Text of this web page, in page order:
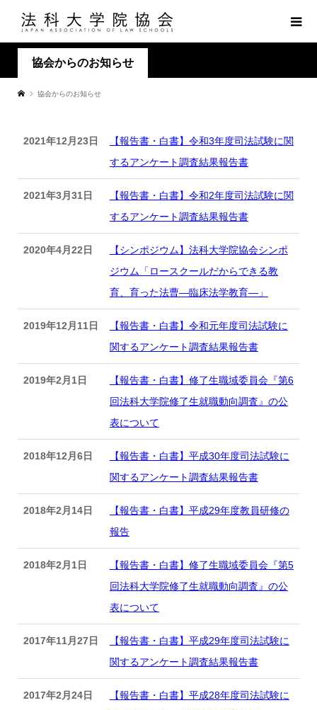
協会からのお知らせ
協会からのお知らせ
2021年12月23日
【報告書・白書】令和3年度司法試験に関
するアンケート調査結果報告書
2021年3月31日
【報告書・白書】令和2年度司法試験に関
するアンケート調査結果報告書
2020年4月22日
【シンポジウム】法科大学院協会シンポ
ジウム「ロースクールだからできる教
育、育った法曹―臨床法学教育―」
2019年12月11日
【報告書・白書】令和元年度司法試験に
関するアンケート調査結果報告書
2019年2月1日
【報告書・白書】修了生職域委員会『第6
回法科大学院修了生就職動向調査』の公
表について
2018年12月6日
【報告書・白書】平成30年度司法試験に
関するアンケート調査結果報告書
2018年2月14日
【報告書・白書】平成29年度教員研修の
報告
2018年2月1日
【報告書・白書】修了生職域委員会『第5
回法科大学院修了生就職動向調査』の公
表について
2017年11月27日
【報告書・白書】平成29年度司法試験に
関するアンケート調査結果報告書
2017年2月24日
【報告書・白書】平成28年度司法試験に